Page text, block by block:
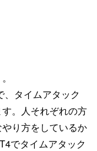
、タイムアタック
。人それぞれの方
り方をしているか
でタイムアタック